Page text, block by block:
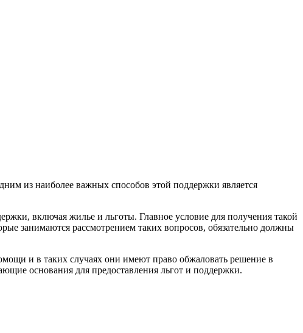
из наиболее важных способов этой поддержки является
включая жилье и льготы. Главное условие для получения такой
занимаются рассмотрением таких вопросов, обязательно должны
и в таких случаях они имеют право обжаловать решение в
основания для предоставления льгот и поддержки.